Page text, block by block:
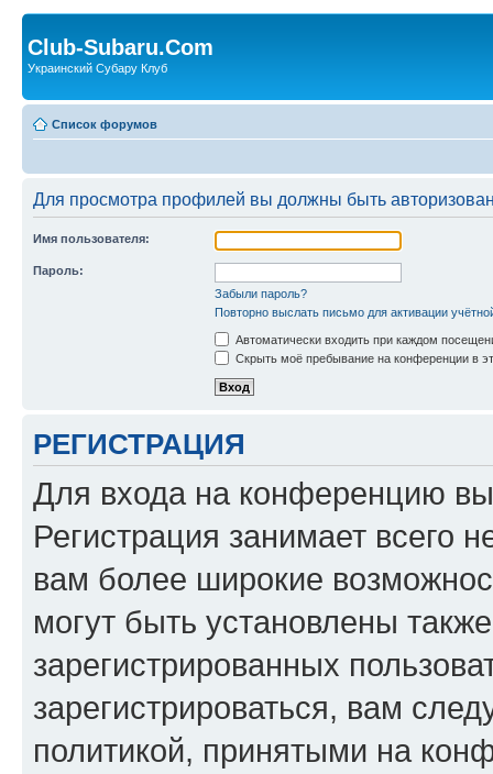
Club-Subaru.Com
Украинский Субару Клуб
Список форумов
Для просмотра профилей вы должны быть
Имя пользователя:
Пароль:
Забыли пароль?
Повторно выслать письмо для активации
Автоматически входить при каждом
Скрыть моё пребывание на конференции в
РЕГИСТРАЦИЯ
Для входа на конференцию
Регистрация занимает всего
вам более широкие
могут быть установлены
зарегистрированных
зарегистрироваться, вам
политикой, принятыми на